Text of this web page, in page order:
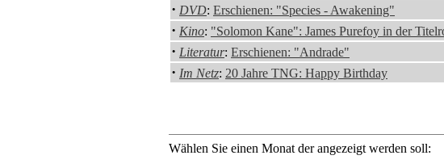
· DVD: Erschienen: "Species - Awakening"
· Kino: "Solomon Kane": James Purefoy in der
· Literatur: Erschienen: "Andrade"
· Im Netz: 20 Jahre TNG: Happy Birthday
Wählen Sie einen Monat der angezeigt werden soll: